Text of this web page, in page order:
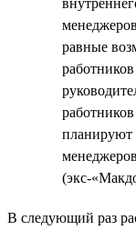
равные
планируют
(экс-
В следующий раз